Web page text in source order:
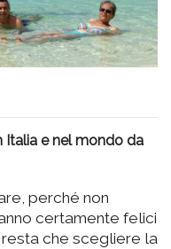
Italia e nel mondo da
perché non
certamente felici
resta che scegliere la